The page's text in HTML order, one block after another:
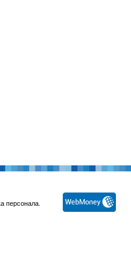
персонала.